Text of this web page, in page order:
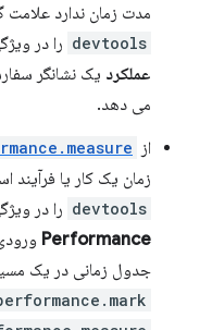
مدت زمان ندارد
devtools را در
عملکرد یک نشانگر
می دهد.
از
زمان یک کار یا
devtools را در
Performance
جدول زمانی در یک